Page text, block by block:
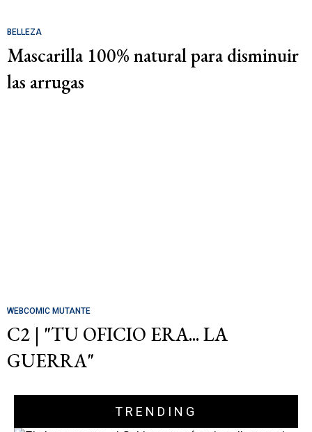
BELLEZA
Mascarilla 100% natural para disminuir
las arrugas
WEBCOMIC MUTANTE
C2 | "TU OFICIO ERA... LA
GUERRA"
TRENDING